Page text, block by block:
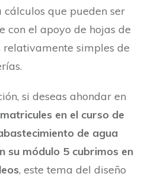
que pueden ser
con el apoyo de hojas de
relativamente simples de
si deseas ahondar en
en el curso de
de agua
su módulo 5 cubrimos en
, este tema del diseño